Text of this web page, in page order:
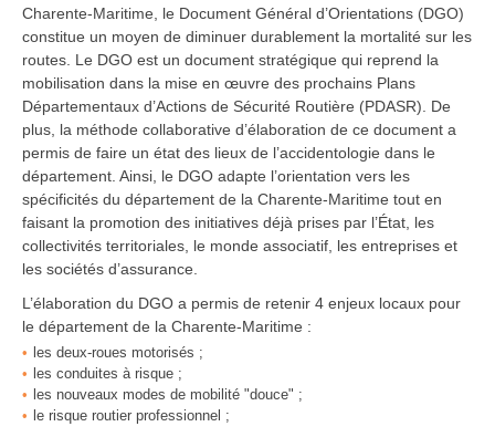
Charente-Maritime, le Document Général d’Orientations (DGO)
constitue un moyen de diminuer durablement la mortalité sur les
routes. Le DGO est un document stratégique qui reprend la
mobilisation dans la mise en œuvre des prochains Plans
Départementaux d’Actions de Sécurité Routière (PDASR). De
plus, la méthode collaborative d’élaboration de ce document a
permis de faire un état des lieux de l’accidentologie dans le
département. Ainsi, le DGO adapte l’orientation vers les
spécificités du département de la Charente-Maritime tout en
faisant la promotion des initiatives déjà prises par l’État, les
collectivités territoriales, le monde associatif, les entreprises et
les sociétés d’assurance.
L’élaboration du DGO a permis de retenir 4 enjeux locaux pour
le département de la Charente-Maritime :
les deux-roues motorisés ;
les conduites à risque ;
les nouveaux modes de mobilité "douce" ;
le risque routier professionnel ;